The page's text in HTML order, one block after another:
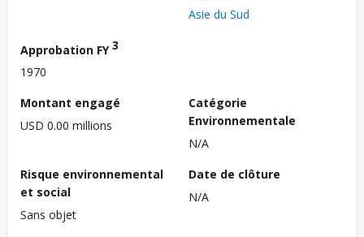
Asie du Sud
Approbation FY3
1970
Montant engagé
USD 0.00 millions
Catégorie
Environnementale
N/A
Risque environnemental
et social
Sans objet
Date de clôture
N/A